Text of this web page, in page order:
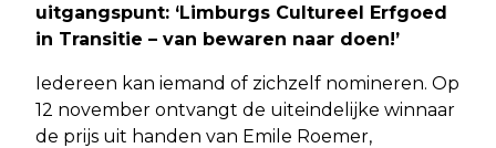
uitgangspunt: ‘Limburgs Cultureel Erfgoed
in Transitie – van bewaren naar doen!’
Iedereen kan iemand of zichzelf nomineren. Op
12 november ontvangt de uiteindelijke winnaar
de prijs uit handen van Emile Roemer,